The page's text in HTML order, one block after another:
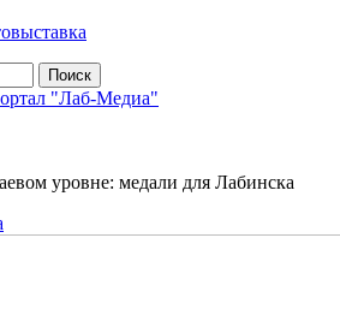
уровне: медали для Лабинска